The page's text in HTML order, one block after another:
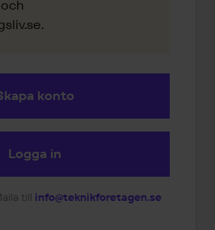
konto
Logga in
till info@teknikforetagen.se